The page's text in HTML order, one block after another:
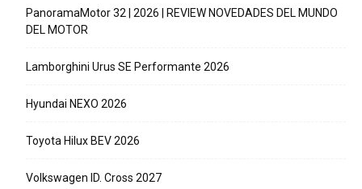
PanoramaMotor 32 | 2026 | REVIEW NOVEDADES DEL MUNDO
DEL MOTOR
Lamborghini Urus SE Performante 2026
Hyundai NEXO 2026
Toyota Hilux BEV 2026
Volkswagen ID. Cross 2027